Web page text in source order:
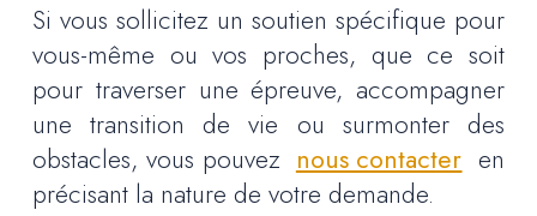
Si vous sollicitez un soutien spécifique pour
vous-même ou vos proches, que ce soit
pour traverser une épreuve, accompagner
une transition de vie ou surmonter des
obstacles, vous pouvez nous contacter en
précisant la nature de votre demande.